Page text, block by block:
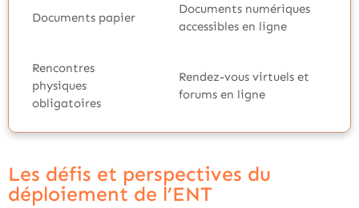
Documents papier
Documents numériques
accessibles en ligne
Rencontres
physiques
obligatoires
Rendez-vous virtuels et
forums en ligne
Les défis et perspectives du
déploiement de l’ENT